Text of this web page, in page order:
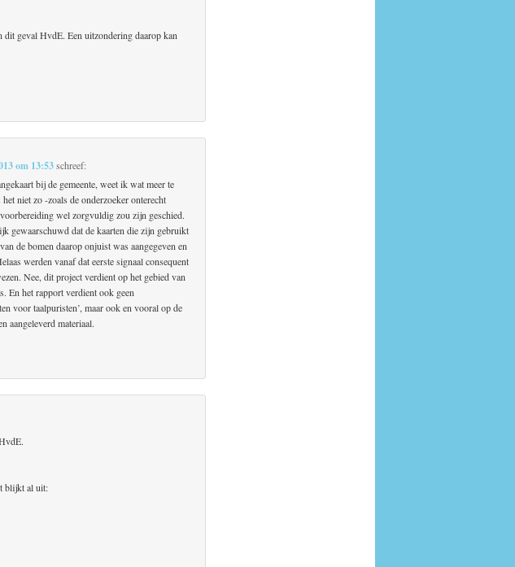
geval HvdE. Een uitzondering daarop kan
om 13:53 schreef:
bij de gemeente, weet ik wat meer te
niet zo -zoals de onderzoeker onterecht
wel zorgvuldig zou zijn geschied.
gewaarschuwd dat de kaarten die zijn gebruikt
de bomen daarop onjuist was aangegeven en
werden vanaf dat eerste signaal consequent
Nee, dit project verdient op het gebied van
En het rapport verdient ook geen
voor taalpuristen’, maar ook en vooral op de
aangeleverd materiaal.
blijkt al uit: